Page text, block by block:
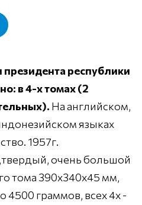
республики
в 4-х томах (2
На английском,
языках
1957г.
очень большой
тома 390х340х45 мм,
4500 граммов, всех 4х -